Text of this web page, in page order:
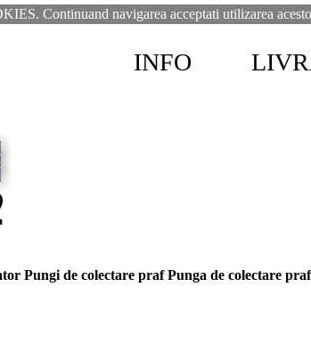
Continuand navigarea acceptati utilizarea
Pungi de colectare praf Punga de colectare praf
INFO